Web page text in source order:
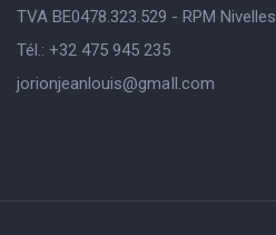
TVA BE0478.323.529 - RPM Nivelles
Tél.: +32 475 945 235
jorionjeanlouis@gmaIl.com